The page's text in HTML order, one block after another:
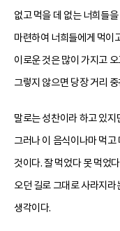
없고 먹을 데 없는 너희들
마련하여 너희들에게 먹이
이로운 것은 많이 가지고
그렇지 않으면 당장 거리
말로는 성찬이라 하고 있
그러나 이 음식이나마 먹
것이다. 잘 먹었다 못 먹었
오던 길로 그대로 사라지
생각이다.